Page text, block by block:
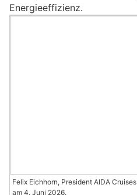
Energieeffizienz.
Felix Eichhorn, President AIDA
am 4. Juni 2026.